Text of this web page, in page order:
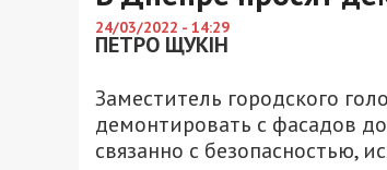
24/03/2022 - 14:29
ПЕТРО ЩУКІН
Заместитель городского
демонтировать с фасадов
связанно с безопасностью,